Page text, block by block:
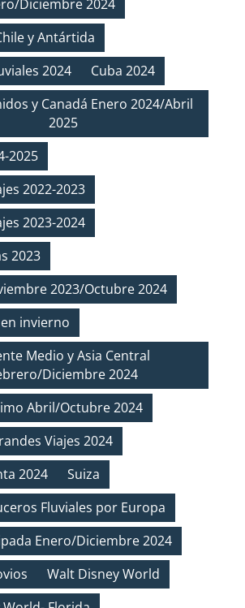
Diciembre 2024
y Antártida
2024
Cuba 2024
y Canadá Enero 2024/Abril
2025
2025
2022-2023
2023-2024
2023
2023/Octubre 2024
invierno
Medio y Asia Central
Diciembre 2024
Abril/Octubre 2024
Viajes 2024
2024
Suiza
Fluviales por Europa
Enero/Diciembre 2024
Walt Disney World